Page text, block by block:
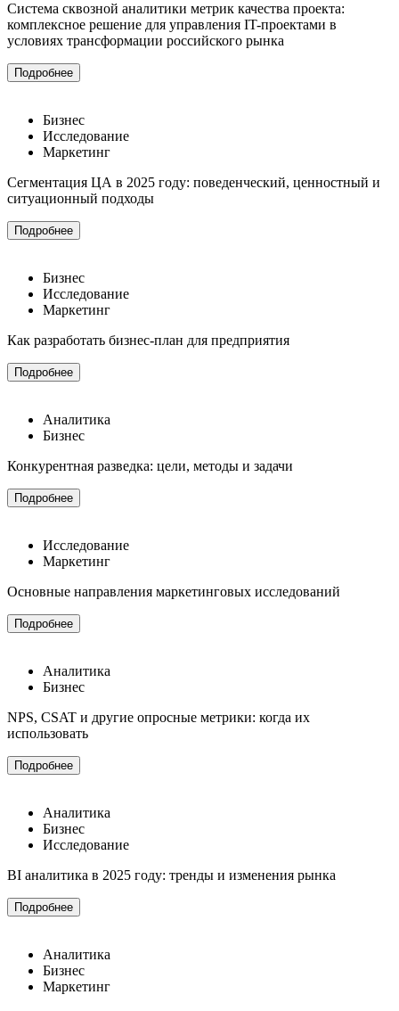
Система сквозной аналитики метрик качества проекта:
комплексное решение для управления IT-проектами в
условиях трансформации российского рынка
Подробнее
Бизнес
Исследование
Маркетинг
Сегментация ЦА в 2025 году: поведенческий, ценностный и
ситуационный подходы
Подробнее
Бизнес
Исследование
Маркетинг
Как разработать бизнес-план для предприятия
Подробнее
Аналитика
Бизнес
Конкурентная разведка: цели, методы и задачи
Подробнее
Исследование
Маркетинг
Основные направления маркетинговых исследований
Подробнее
Аналитика
Бизнес
NPS, CSAT и другие опросные метрики: когда их
использовать
Подробнее
Аналитика
Бизнес
Исследование
BI аналитика в 2025 году: тренды и изменения рынка
Подробнее
Аналитика
Бизнес
Маркетинг